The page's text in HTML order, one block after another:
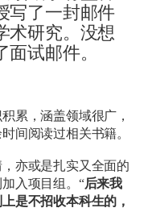
写了一封邮件
术研究。没想
面试邮件。
累，涵盖领域很广，
间阅读过相关书籍。
亦或是扎实又全面的
入项目组。“后来我
是不招收本科生的，